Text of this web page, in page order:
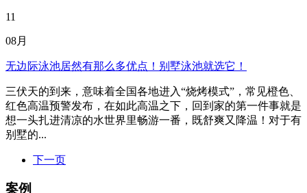
11
08月
无边际泳池居然有那么多优点！别墅泳池就选它！
三伏天的到来，意味着全国各地进入“烧烤模式”，常见橙色、
红色高温预警发布，在如此高温之下，回到家的第一件事就是
想一头扎进清凉的水世界里畅游一番，既舒爽又降温！对于有
别墅的...
下一页
案例